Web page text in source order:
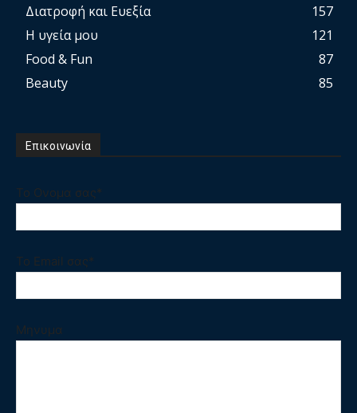
Διατροφή και Ευεξία
157
Η υγεία μου
121
Food & Fun
87
Beauty
85
Επικοινωνία
Το Ονομα σας*
Το Email σας*
Μηνυμα